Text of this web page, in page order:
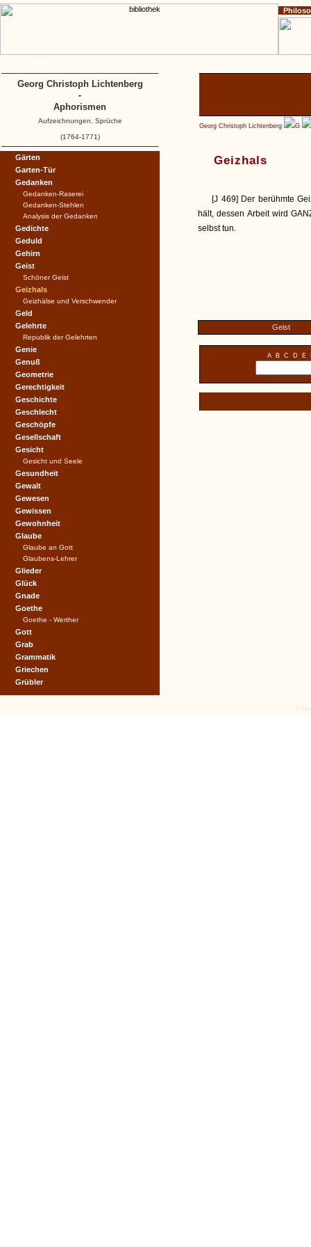
Georg Christoph Lichtenberg G
Geizhals
[J 469] Der berühmte
hält, dessen Arbeit wird
selbst tun.
Geist
A B C D E
Gärten
Garten-Tür
Gedanken
Gedanken-Raserei
Gedanken-Stehlen
Analysis der Gedanken
Gedichte
Geduld
Gehirn
Geist
Schöner Geist
Geizhals
Geizhälse und Verschwender
Geld
Gelehrte
Republik der Gelehrten
Genie
Genuß
Geometrie
Gerechtigkeit
Geschichte
Geschlecht
Geschöpfe
Gesellschaft
Gesicht
Gesicht und Seele
Gesundheit
Gewalt
Gewesen
Gewissen
Gewohnheit
Glaube
Glaube an Gott
Glaubens-Lehrer
Glieder
Glück
Gnade
Goethe
Goethe - Werther
Gott
Grab
Grammatik
Griechen
Grübler
Georg Christoph Lichtenberg
-
Aphorismen
Aufzeichnungen, Sprüche
(1764-1771)